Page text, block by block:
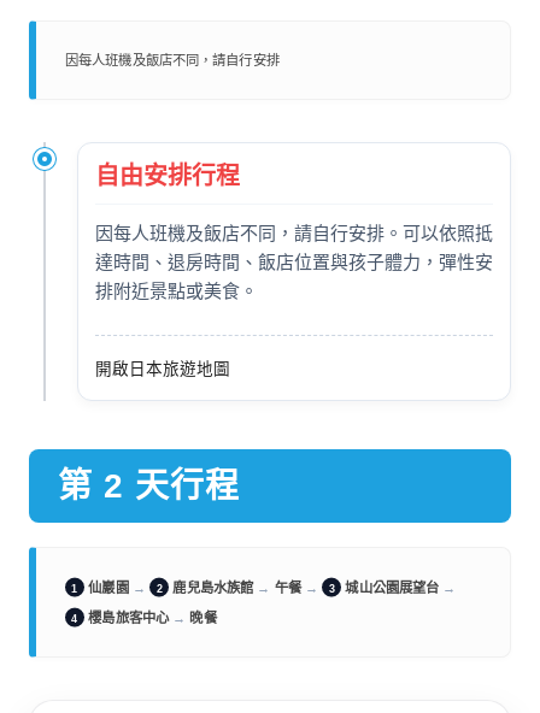
因每人班機及飯店不同，請自行安排
自由安排行程
因每人班機及飯店不同，請自行安排。可以依照抵
達時間、退房時間、飯店位置與孩子體力，彈性安
排附近景點或美食。
開啟日本旅遊地圖
第 2 天行程
1 仙巖園 → 2 鹿兒島水族館 → 午餐 → 3 城山公園展望台 →
4 櫻島旅客中心 → 晚餐